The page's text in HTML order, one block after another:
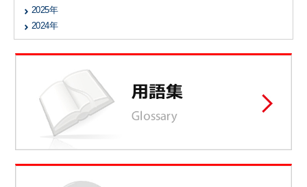
2025年
2024年